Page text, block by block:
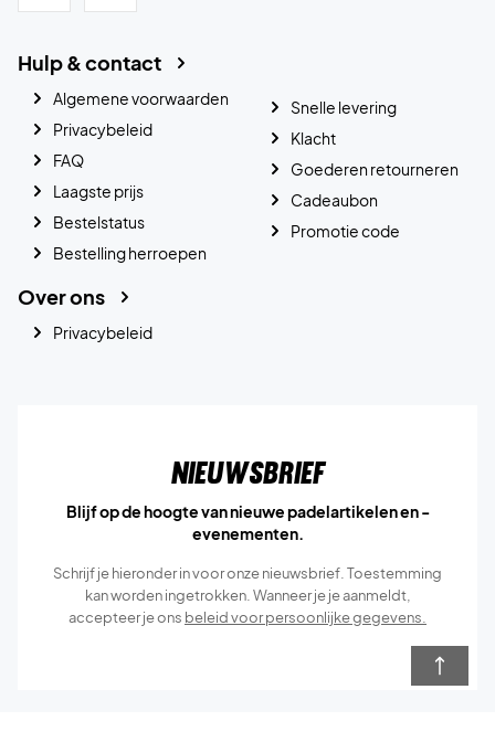
Hulp & contact
Algemene voorwaarden
Privacybeleid
FAQ
Laagste prijs
Bestelstatus
Bestelling herroepen
Snelle levering
Klacht
Goederen retourneren
Cadeaubon
Promotie code
Over ons
Privacybeleid
Nieuwsbrief
Blijf op de hoogte van nieuwe padelartikelen en -
evenementen.
Schrijf je hieronder in voor onze nieuwsbrief. Toestemming
kan worden ingetrokken. Wanneer je je aanmeldt,
accepteer je ons beleid voor persoonlijke gegevens.